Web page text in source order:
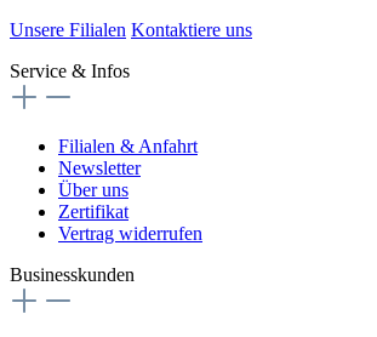
Unsere Filialen Kontaktiere uns
Service & Infos
Filialen & Anfahrt
Newsletter
Über uns
Zertifikat
Vertrag widerrufen
Businesskunden